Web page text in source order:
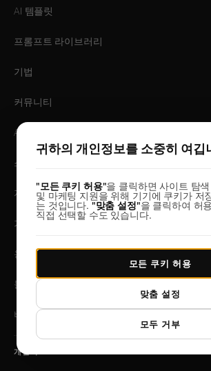
AI 템플릿
프롬프트 라이브러리
기법
커뮤니티
AI 페르소나
스킬 및 에이전트
자산 라이브러리
가이드
용어집
블로그
비교
개발자
귀하의 개인정보를 소중히 여깁
"모든 쿠키 허용"을 클릭하면 사이트 탐
및 마케팅 지원을 위해 기기에 쿠키가 저
는 것입니다. "맞춤 설정"을 클릭하여 허
직접 선택할 수도 있습니다.
모두 거부
맞춤 설정
모든 쿠키 허용